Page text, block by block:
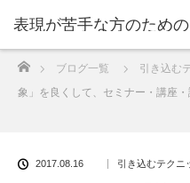
表現が苦手な方のため
る表現のコツ
ブログ一覧 引き込む
象」を良くして、セミナー・講座
2017.08.16 引き込むテクニ